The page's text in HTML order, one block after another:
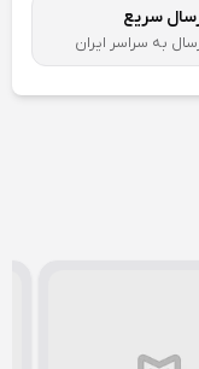
سریع
به سراسر ایران